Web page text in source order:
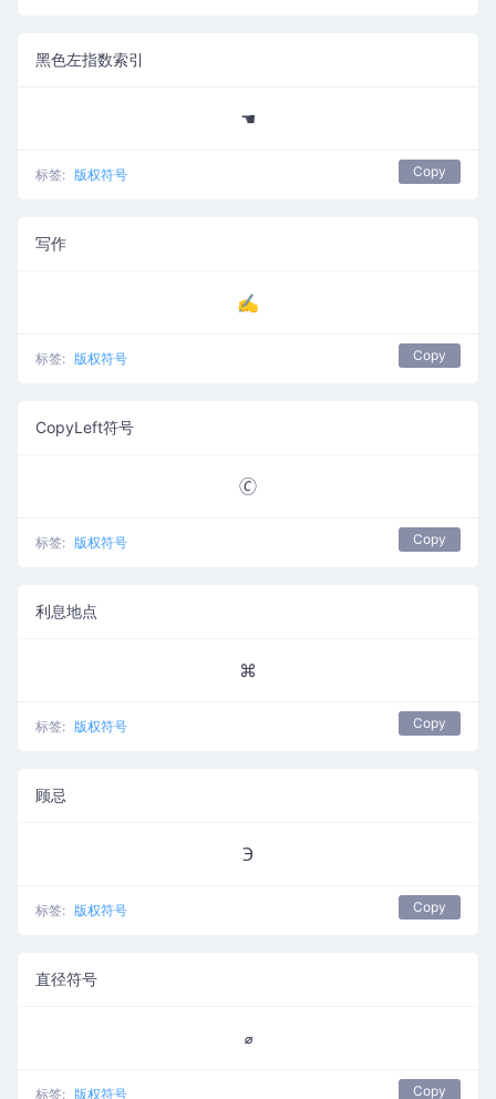
黑色左指数索引
☚
标签: 版权符号 Copy
写作
✍
标签: 版权符号 Copy
CopyLeft符号
🄫
标签: 版权符号 Copy
利息地点
⌘
标签: 版权符号 Copy
顾忌
℈
标签: 版权符号 Copy
直径符号
⌀
标签: 版权符号 Copy